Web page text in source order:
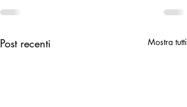
Post recenti Mostra tutti